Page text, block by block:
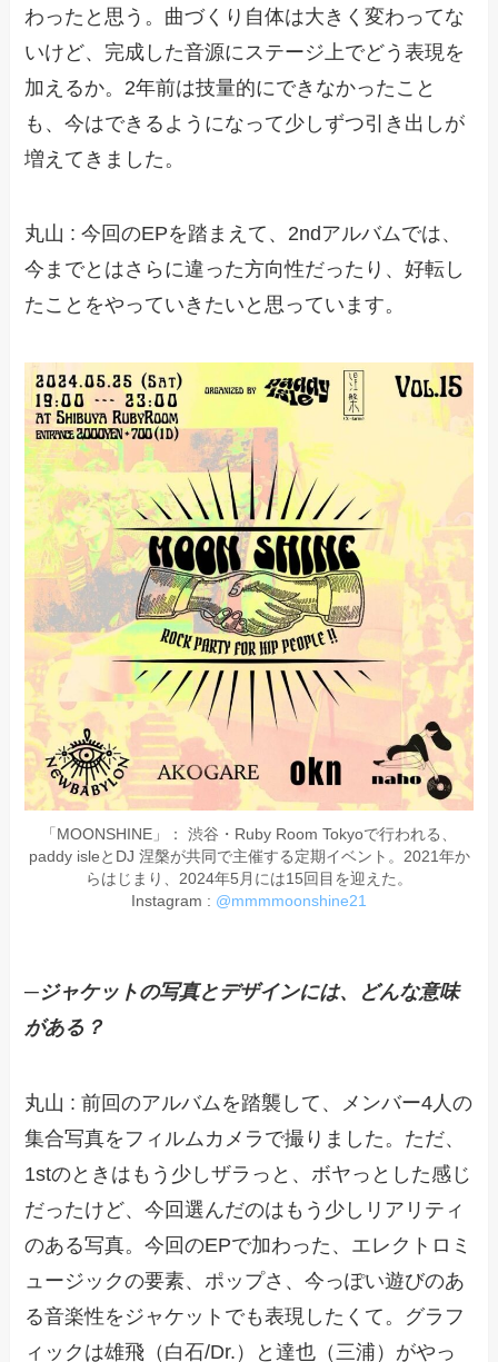
わったと思う。曲づくり自体は大きく変わってな
いけど、完成した音源にステージ上でどう表現を
加えるか。2年前は技量的にできなかったこと
も、今はできるようになって少しずつ引き出しが
増えてきました。
丸山 : 今回のEPを踏まえて、2ndアルバムでは、
今までとはさらに違った方向性だったり、好転し
たことをやっていきたいと思っています。
「MOONSHINE」： 渋谷・Ruby Room Tokyoで行われる、
paddy isleとDJ 涅槃が共同で主催する定期イベント。2021年か
らはじまり、2024年5月には15回目を迎えた。
Instagram : @mmmmoonshine21
─ジャケットの写真とデザインには、どんな意味
がある？
丸山 : 前回のアルバムを踏襲して、メンバー4人の
集合写真をフィルムカメラで撮りました。ただ、
1stのときはもう少しザラっと、ボヤっとした感じ
だったけど、今回選んだのはもう少しリアリティ
のある写真。今回のEPで加わった、エレクトロミ
ュージックの要素、ポップさ、今っぽい遊びのあ
る音楽性をジャケットでも表現したくて。グラフ
ィックは雄飛（白石/Dr.）と達也（三浦）がやっ